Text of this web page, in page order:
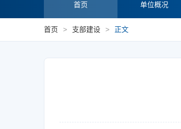
首页 单位概况
首页 > 支部建设 > 正文